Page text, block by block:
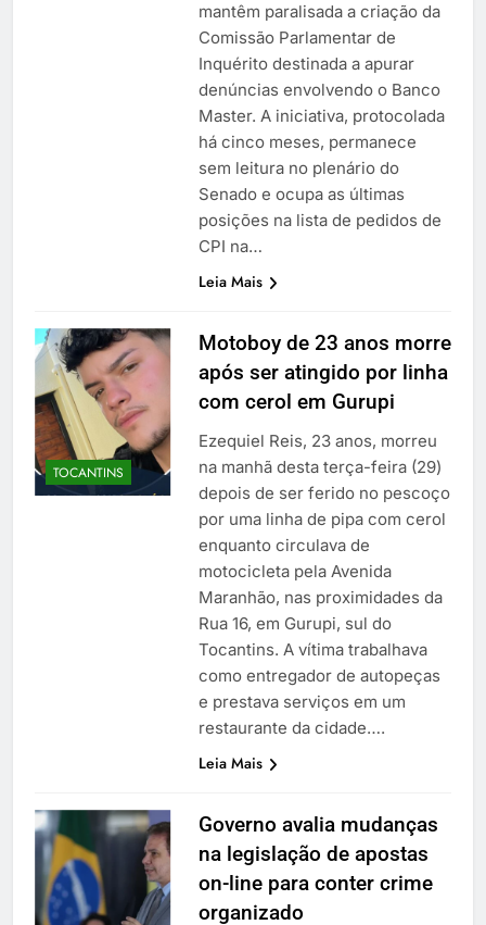
mantêm paralisada a criação da
Comissão Parlamentar de
Inquérito destinada a apurar
denúncias envolvendo o Banco
Master. A iniciativa, protocolada
há cinco meses, permanece
sem leitura no plenário do
Senado e ocupa as últimas
posições na lista de pedidos de
CPI na…
Leia Mais
TOCANTINS
Motoboy de 23 anos morre
após ser atingido por linha
com cerol em Gurupi
Ezequiel Reis, 23 anos, morreu
na manhã desta terça-feira (29)
depois de ser ferido no pescoço
por uma linha de pipa com cerol
enquanto circulava de
motocicleta pela Avenida
Maranhão, nas proximidades da
Rua 16, em Gurupi, sul do
Tocantins. A vítima trabalhava
como entregador de autopeças
e prestava serviços em um
restaurante da cidade….
Leia Mais
Governo avalia mudanças
na legislação de apostas
on-line para conter crime
organizado